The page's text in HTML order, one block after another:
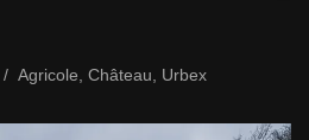
Agricole, Château, Urbex